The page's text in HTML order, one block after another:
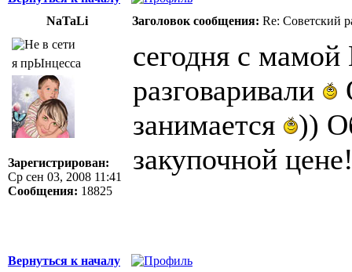
NaTaLi
Заголовок сообщения: Re: Советский
я прЫнцесса
Зарегистрирован:
Ср сен 03, 2008 11:41
Сообщения: 18825
сегодня с
разговаривали
занимается
))
закупочной
Вернуться к началу